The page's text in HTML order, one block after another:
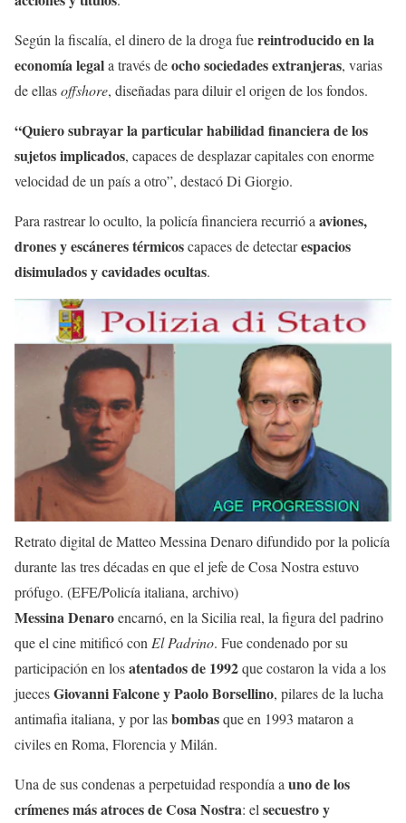
Según la fiscalía, el dinero de la droga fuereintroducido en la
economía legala través deocho sociedades extranjeras, varias
de ellasoffshore, diseñadas para diluir el origen de los fondos.
“Quiero subrayar la particular habilidad financiera de los
sujetos implicados, capaces de desplazar capitales con enorme
velocidad de un país a otro”, destacó Di Giorgio.
Para rastrear lo oculto, la policía financiera recurrió aaviones,
drones y escáneres térmicoscapaces de detectarespacios
disimulados y cavidades ocultas.
Retrato digital de Matteo Messina Denaro difundido por la policía
durante las tres décadas en que el jefe de Cosa Nostra estuvo
prófugo. (EFE/Policía italiana, archivo)
Messina Denaroencarnó, en la Sicilia real, la figura del padrino
que el cine mitificó conEl Padrino. Fue condenado por su
participación en losatentados de 1992que costaron la vida a los
juecesGiovanni Falcone y Paolo Borsellino, pilares de la lucha
antimafia italiana, y por lasbombasque en 1993 mataron a
civiles en Roma, Florencia y Milán.
Una de sus condenas a perpetuidad respondía auno de los
crímenes más atroces de Cosa Nostra: elsecuestro y